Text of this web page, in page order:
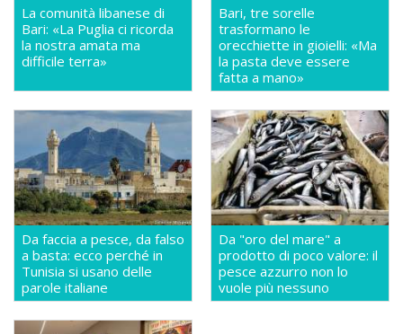
La comunità libanese di
Bari: «La Puglia ci ricorda
la nostra amata ma
difficile terra»
Bari, tre sorelle
trasformano le
orecchiette in gioielli: «Ma
la pasta deve essere
fatta a mano»
Da faccia a pesce, da falso
a basta: ecco perché in
Tunisia si usano delle
parole italiane
Da "oro del mare" a
prodotto di poco valore: il
pesce azzurro non lo
vuole più nessuno